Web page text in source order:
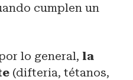
cumplen un
lo general, la
(difteria, tétanos,